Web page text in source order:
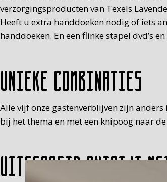
verzorgingsproducten van Texels
Heeft u extra handdoeken nodig of iets
handdoeken. En een flinke stapel dvd’s
Unieke combinaties
Alle vijf onze gastenverblijven zijn
bij het thema en met een knipoog naar
Uitgebreid ontbijt